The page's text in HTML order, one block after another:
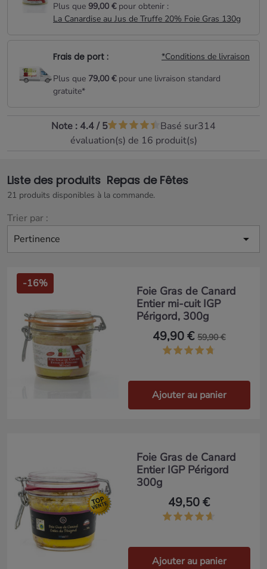
Code promo valable du 27/12/2021 au 31/12/2021
Plus que 99,00 €pour obtenir :
La Canardise au Jus de Truffe 20% Foie Gras 130g
Frais de port :
*Conditions de livraison
Plus que 79,00 €pour une livraison standard
gratuite*
Note : 4.4/5 Basé sur314
évaluation(s) de 16 produit(s)
Liste des produits Repas de Fêtes
21 produits disponibles à la commande.
Trier par :
Pertinence

Foie Gras de Canard
Entier mi-cuit IGP
Périgord, 300g
49,90 € 59,90 €
Ajouter au panier
-16%
Foie Gras de Canard
Entier IGP Périgord
300g
49,50 €
Ajouter au panier